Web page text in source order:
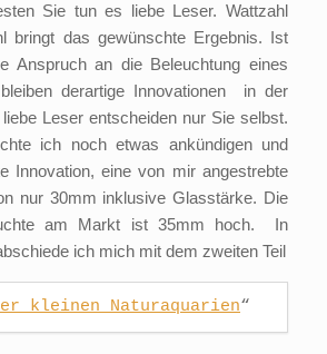
Sie tun es liebe Leser. Wattzahl
bringt das gewünschte Ergebnis. Ist
Anspruch an die Beleuchtung eines
derartige Innovationen in der
Leser entscheiden nur Sie selbst.
ich noch etwas ankündigen und
Innovation, eine von mir angestrebte
nur 30mm inklusive Glasstärke. Die
am Markt ist 35mm hoch. In
ich mich mit dem zweiten Teil
kleinen Naturaquarien“